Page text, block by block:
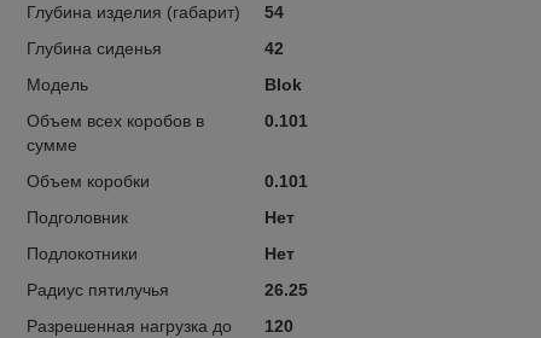
Глубина изделия (габарит)
54
Глубина сиденья
42
Модель
Blok
Объем всех коробов в
сумме
0.101
Объем коробки
0.101
Подголовник
Нет
Подлокотники
Нет
Радиус пятилучья
26.25
Разрешенная нагрузка до
120